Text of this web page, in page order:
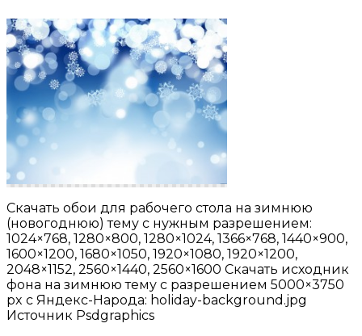
Скачать обои для рабочего стола на зимнюю
(новогоднюю) тему с нужным разрешением:
1024×768, 1280×800, 1280×1024, 1366×768, 1440×900,
1600×1200, 1680×1050, 1920×1080, 1920×1200,
2048×1152, 2560×1440, 2560×1600 Скачать исходник
фона на зимнюю тему с разрешением 5000×3750
px с Яндекс-Народа: holiday-background.jpg
Источник Psdgraphics